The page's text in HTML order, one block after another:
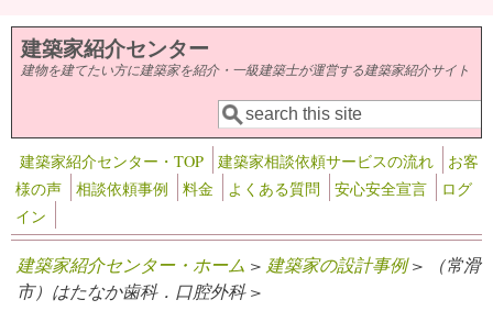
メインコンテンツに移動
建築家紹介センター
建物を建てたい方に建築家を紹介・一級建築士が運営する建築家紹介サイト
検索フォーム
検索
建築家紹介センター・TOP 建築家相談依頼サービスの流れ
お客
様の声
相談依頼事例 料金 よくある質問 安心安全宣言
ログ
イン
建築家紹介センター・ホーム > 建築家の設計事例> （常滑
市）はたなか歯科．口腔外科 >